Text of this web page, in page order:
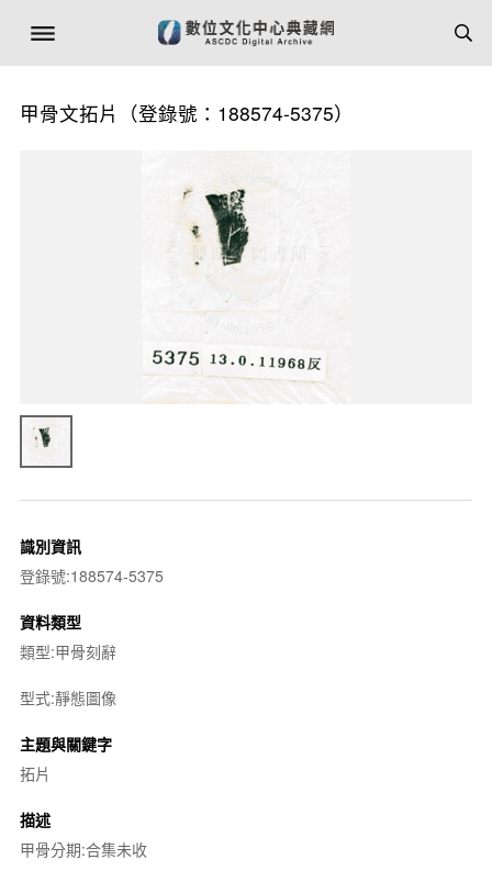
甲骨文拓片（登錄號：188574-5375）
識別資訊
登錄號:188574-5375
資料類型
類型:甲骨刻辭
型式:靜態圖像
主題與關鍵字
拓片
描述
甲骨分期:合集未收